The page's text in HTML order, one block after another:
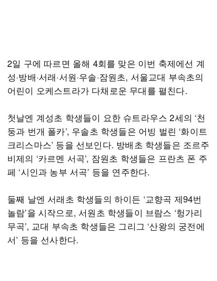
2일 구에 따르면 올해 4회를 맞은 이번 축제에선 계
성·방배·서래·서원·우솔·잠원초, 서울교대 부속초의
어린이 오케스트라가 다채로운 무대를 펼친다.
첫날엔 계성초 학생들이 요한 슈트라우스 2세의 ‘천
둥과 번개 폴카’, 우솔초 학생들은 어빙 벌린 ‘화이트
크리스마스’ 등을 선보인다. 방배초 학생들은 조르주
비제의 ‘카르멘 서곡’, 잠원초 학생들은 프란츠 폰 주
페 ‘시인과 농부 서곡’ 등을 연주한다.
둘째 날엔 서래초 학생들의 하이든 ‘교향곡 제94번
놀람’을 시작으로, 서원초 학생들이 브람스 ‘헝가리
무곡’, 교대 부속초 학생들은 그리그 ‘산왕의 궁전에
서’ 등을 선사한다.